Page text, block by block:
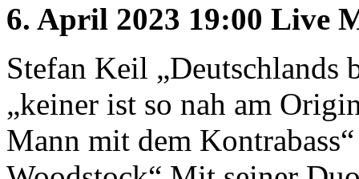
Gute Küche fällt
Unzählige Interviews,
Veröffentlichungen in Print- und
Internetmedien zeigen das große
Interesse an anspruchsvoller Küche.
6. April 2023 19:00 Live
Stefan Keil „Deutschlands
„keiner ist so nah am
Mann mit dem